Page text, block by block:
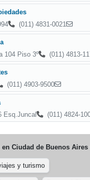
(011) 4831-0021
104 Piso 3º
(011) 4813-
(011) 4903-9500
Esq.Juncal
(011) 4824-
en Ciudad de Buenos Aires
y turismo